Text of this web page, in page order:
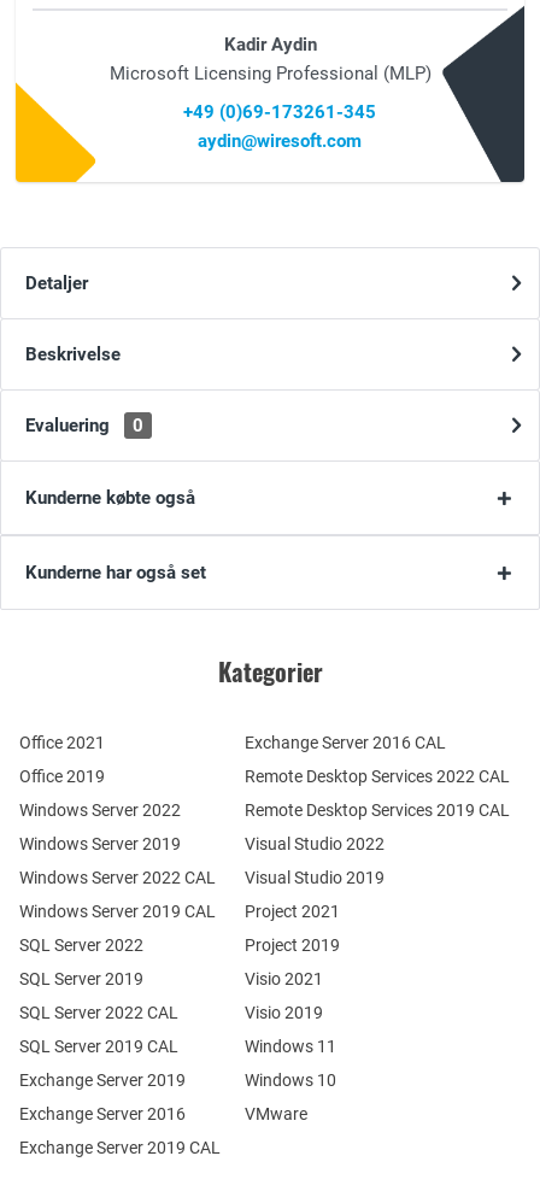
Kadir Aydin
Microsoft Licensing Professional (MLP)
+49 (0)69-173261-345
aydin@wiresoft.com
Detaljer
Beskrivelse
Evaluering 0
Kunderne købte også
Kunderne har også set
Kategorier
Office 2021
Office 2019
Windows Server 2022
Windows Server 2019
Exchange Server 2019
Exchange Server 2016
SQL Server 2022
SQL Server 2019
Windows Server 2022 CAL
Windows Server 2019 CAL
SQL Server 2022 CAL
SQL Server 2019 CAL
Remote Desktop Services 2022 CAL
Remote Desktop Services 2019 CAL
Exchange Server 2019 CAL
Exchange Server 2016 CAL
Visual Studio 2022
Visual Studio 2019
Project 2021
Project 2019
Visio 2021
Visio 2019
Windows 11
Windows 10
VMware